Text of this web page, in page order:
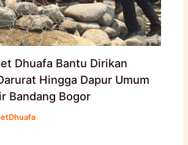
Dhuafa Bantu Dirikan
Hingga Dapur Umum
Bandang Bogor